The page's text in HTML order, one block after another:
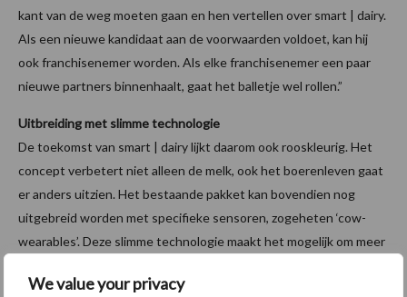
We value your privacy
kant van de weg moeten gaan en hen vertellen over smart | dairy.
Als een nieuwe kandidaat aan de voorwaarden voldoet, kan hij
ook franchisenemer worden. Als elke franchisenemer een paar
nieuwe partners binnenhaalt, gaat het balletje wel rollen.”
Uitbreiding met slimme technologie
De toekomst van smart | dairy lijkt daarom ook rooskleurig. Het
concept verbetert niet alleen de melk, ook het boerenleven gaat
er anders uitzien. Het bestaande pakket kan bovendien nog
uitgebreid worden met specifieke sensoren, zogeheten ‘cow-
wearables’. Deze slimme technologie maakt het mogelijk om meer
pakket de boeren straks verder integreren in de gehele